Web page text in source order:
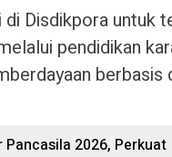
Disdikpora untuk
pendidikan
berbasis
Pancasila 2026, Perkuat